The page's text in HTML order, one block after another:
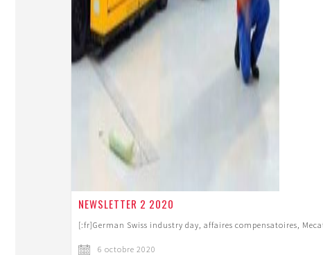
NEWSLETTER 2 2020
[:fr]German Swiss industry day, affaires compensatoires,
6 octobre 2020